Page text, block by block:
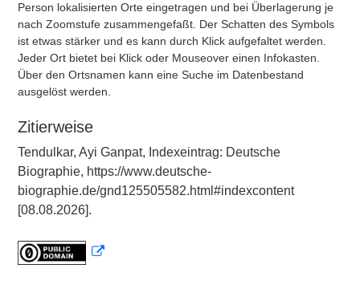
Person lokalisierten Orte eingetragen und bei Überlagerung je
nach Zoomstufe zusammengefaßt. Der Schatten des Symbols
ist etwas stärker und es kann durch Klick aufgefaltet werden.
Jeder Ort bietet bei Klick oder Mouseover einen Infokasten.
Über den Ortsnamen kann eine Suche im Datenbestand
ausgelöst werden.
Zitierweise
Tendulkar, Ayi Ganpat, Indexeintrag: Deutsche
Biographie, https://www.deutsche-
biographie.de/gnd125505582.html#indexcontent
[08.08.2026].